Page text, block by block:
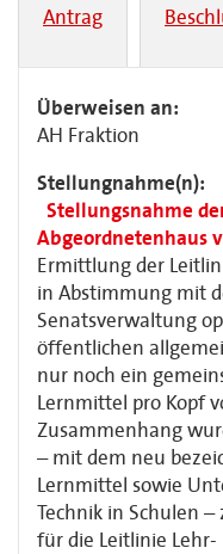
Antrag
Überweisen an:
AH Fraktion
Stellungnahme(n):
Stellungsnahme
Abgeordnetenhaus
Ermittlung der
in Abstimmung mit
Senatsverwaltung
öffentlichen
nur noch ein
Lernmittel pro Kopf
Zusammenhang
– mit dem neu
Lernmittel sowie
Technik in Schulen
für die Leitlinie